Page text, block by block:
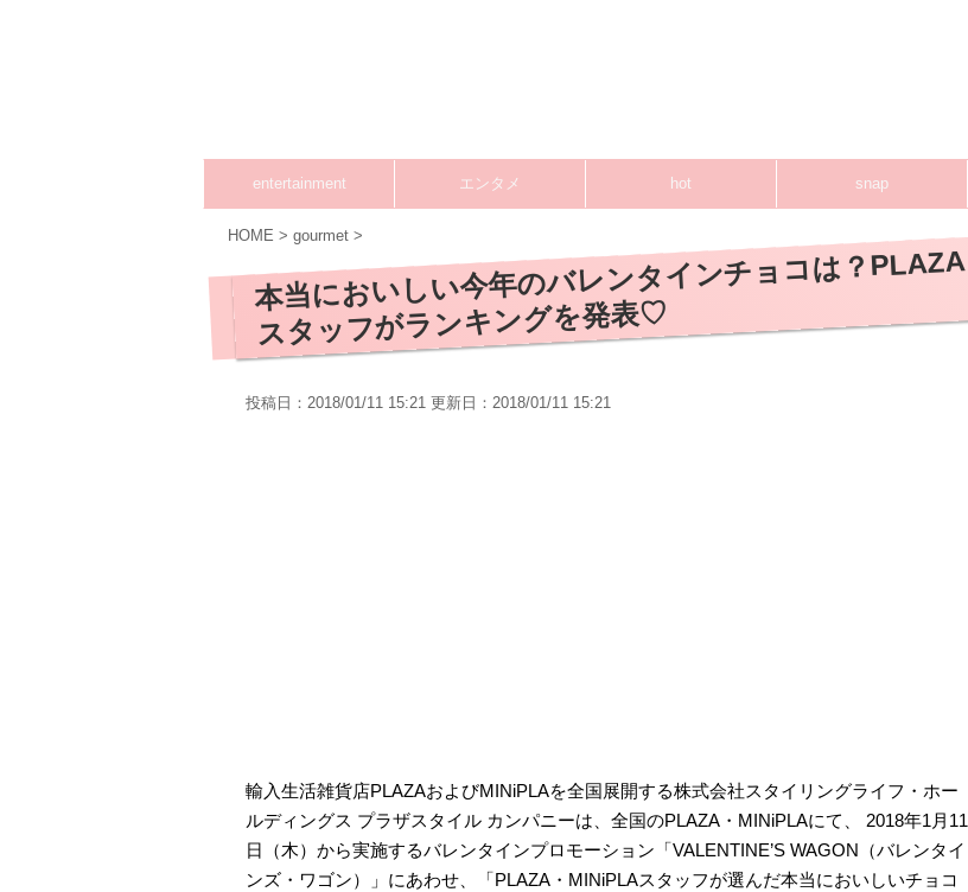
entertainment エンタメ hot snap
HOME > gourmet >
本当においしい今年のバレンタインチョコは？PLAZA
スタッフがランキングを発表♡
投稿日：2018/01/11 15:21 更新日： 2018/01/11 15:21
輸入生活雑貨店PLAZAおよびMINiPLAを全国展開する株式会社スタイリングライフ・ホー
ルディングス プラザスタイル カンパニーは、全国のPLAZA・MINiPLAにて、 2018年1月11
日（木）から実施するバレンタインプロモーション「VALENTINE’S WAGON（バレンタイ
ンズ・ワゴン）」にあわせ、「PLAZA・MINiPLAスタッフが選んだ本当においしいチョコ